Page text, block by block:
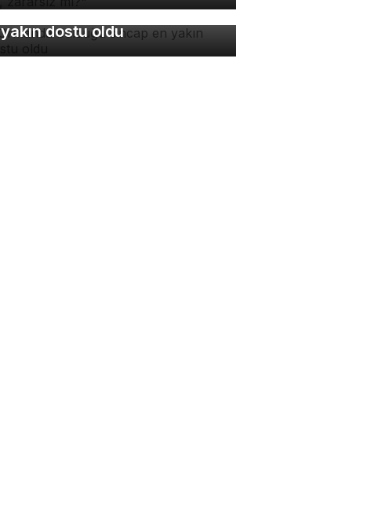
Ormanda bulduğu sincap en
yakın dostu oldu